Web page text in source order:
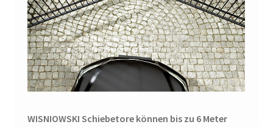
WISNIOWSKI Schiebetore können bis zu 6 Meter